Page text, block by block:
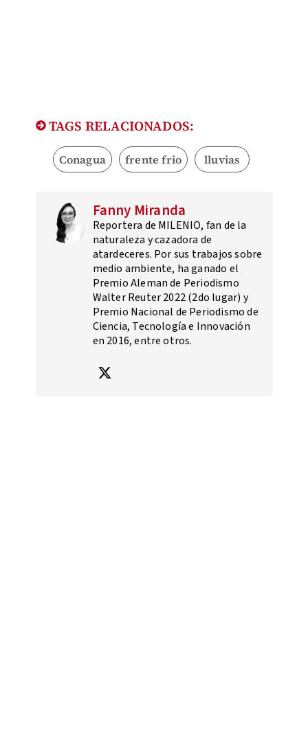
TAGS RELACIONADOS:
Conagua frente frio lluvias
Fanny Miranda
Reportera de MILENIO, fan de la
naturaleza y cazadora de
atardeceres. Por sus trabajos sobre
medio ambiente, ha ganado el
Premio Aleman de Periodismo
Walter Reuter 2022 (2do lugar) y
Premio Nacional de Periodismo de
Ciencia, Tecnología e Innovación
en 2016, entre otros.